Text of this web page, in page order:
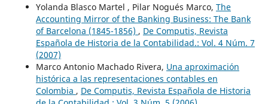
Yolanda Blasco Martel , Pilar Nogués Marco, The
Accounting Mirror of the Banking Business: The Bank
of Barcelona (1845-1856) , De Computis, Revista
Española de Historia de la Contabilidad.: Vol. 4 Núm. 7
(2007)
Marco Antonio Machado Rivera, Una aproximación
histórica a las representaciones contables en
Colombia , De Computis, Revista Española de Historia